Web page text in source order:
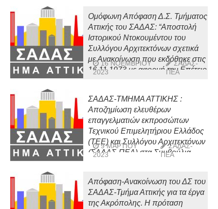
Ομόφωνη Απόφαση Δ.Σ. Τμήματος
Αττικής του ΣΑΔΑΣ: “Αποστολή
Ιστορικού Ντοκουμέντου του
Συλλόγου Αρχιτεκτόνων σχετικά
με Ανακοίνωση που εκδόθηκε στις
16.11.1973 με αφορμή την Επέτειο
16 ΝΟΕΜΒΡΊΟΥ
2023
ΣΑΔΑΣ-
ΠΕΑ
ΣΑΔΑΣ-ΤΜΗΜΑ ΑΤΤΙΚΗΣ :
Αποζημίωση ελευθέρων
επαγγελματιών εκπροσώπων
Τεχνικού Επιμελητήριου Ελλάδος
(ΤΕΕ) και Συλλόγου Αρχιτεκτόνων
(ΣΑΔΑΣ-ΠΕΑ) στα Συμβούλια
9 ΜΑΡΤΊΟΥ
2023
ΣΑΔΑΣ-
ΠΕΑ
Απόφαση-Ανακοίνωση του ΔΣ του
ΣΑΔΑΣ-Τμήμα Αττικής για τα έργα
της Ακρόπολης. Η πρόταση